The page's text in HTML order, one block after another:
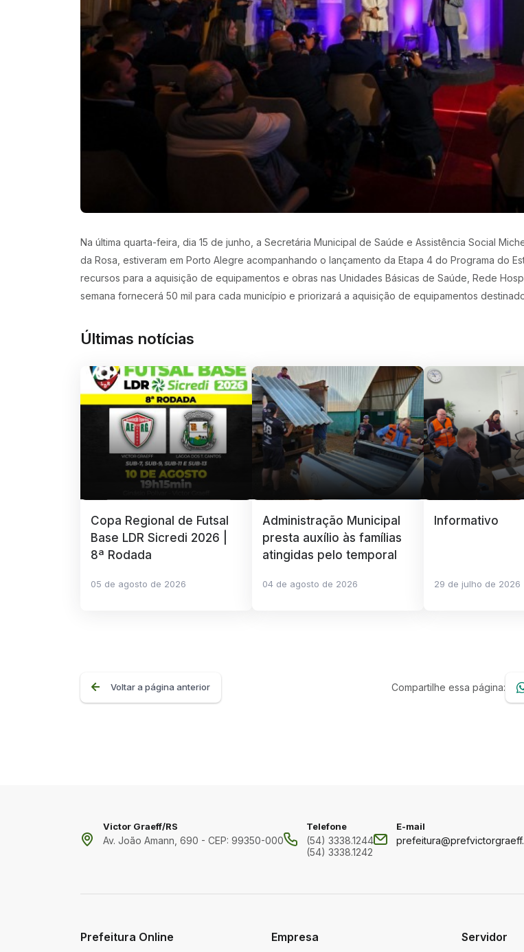
Na última quarta-feira, dia 15 de junho, a Secretária Municipal de Saúde e Assistência Social
da Rosa, estiveram em Porto Alegre acompanhando o lançamento da Etapa 4 do Programa do
recursos para a aquisição de equipamentos e obras nas Unidades Básicas de Saúde, Rede
semana fornecerá 50 mil para cada município e priorizará a aquisição de equipamentos
Últimas notícias
Copa Regional de Futsal
Base LDR Sicredi 2026 |
8ª Rodada
05 de agosto de 2026
Administração Municipal
presta auxílio às famílias
atingidas pelo temporal
04 de agosto de 2026
Informativo
29 de julho de 2026
Voltar a página anterior Compartilhe essa página:
Victor Graeff/RS
Av. João Amann, 690 - CEP: 99350-000
Telefone
(54) 3338.1244
(54) 3338.1242
E-mail
Prefeitura Online Empresa Servidor